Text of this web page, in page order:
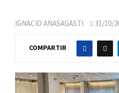
IGNACIO ANASAGASTI 31/10/
COMPARTIR